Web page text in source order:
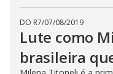
DO R7/07/08/2019
Lute como
brasileira